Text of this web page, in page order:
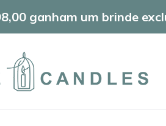
ganham um brinde